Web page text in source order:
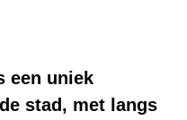
een uniek
stad, met langs